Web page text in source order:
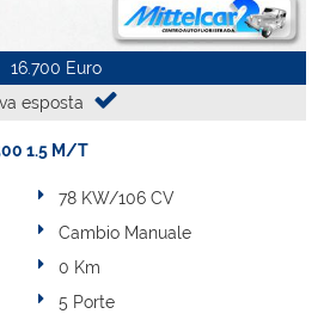
16.700 Euro
esposta
1.5 M/T
78 KW/106 CV
Cambio Manuale
0 Km
5 Porte